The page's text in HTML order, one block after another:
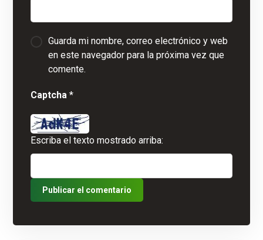
Guarda mi nombre, correo electrónico y web
en este navegador para la próxima vez que
comente.
Captcha*
Escriba el texto mostrado arriba: